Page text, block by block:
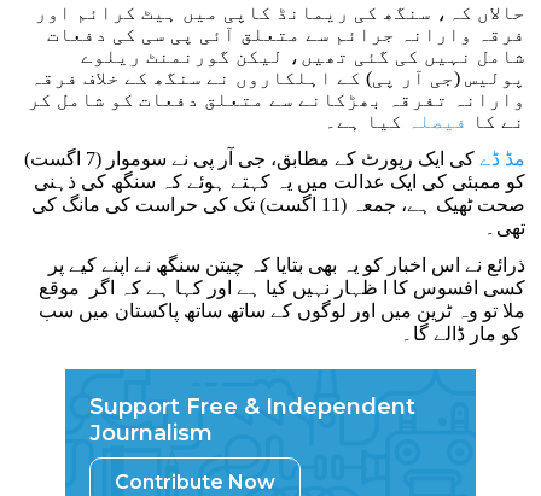
حالاں کہ، سنگھ کی ریمانڈ کاپی میں ہیٹ کرائم اور
فرقہ وارانہ جرائم سے متعلق آئی پی سی کی دفعات
شامل نہیں کی گئی تھیں، لیکن گورنمنٹ ریلوے
پولیس (جی آر پی) کے اہلکاروں نے سنگھ کے خلاف فرقہ
وارانہ تفرقہ بھڑکانے سے متعلق دفعات کو شامل کر
نے کا
فیصلہ کیا ہے۔
مڈ ڈے
کی ایک رپورٹ کے مطابق، جی آر پی نے سوموار (7 اگست)
کو ممبئی کی ایک عدالت میں یہ کہتے ہوئے کہ سنگھ کی ذہنی
صحت ٹھیک ہے، جمعہ (11 اگست) تک کی حراست کی مانگ کی
تھی۔
ذرائع نے اس اخبار کو یہ بھی بتایا کہ چیتن سنگھ نے اپنے کیے پر
کسی افسوس کا ا ظہار نہیں کیا ہے اور کہا ہے کہ اگر موقع
ملا تو وہ ٹرین میں اور لوگوں کے ساتھ ساتھ پاکستان میں سب
کو مار ڈالے گا۔
Support Free & Independent
Journalism
Contribute Now